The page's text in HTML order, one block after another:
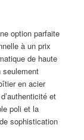
option parfaite
à un prix
de haute
seulement
en acier
et
poli et la
sophistication